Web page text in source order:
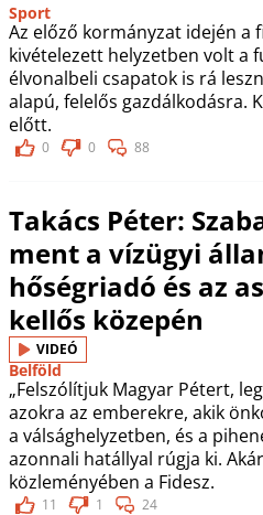
Sport
Az előző kormányzat idején a
kivételezett helyzetben volt a
élvonalbeli csapatok is rá
alapú, felelős gazdálkodásra.
előtt.
0 0 88
Takács Péter:
ment a vízügyi
hőségriadó és az
kellős közepén
VIDEÓ
Belföld
„Felszólítjuk Magyar Pétert,
azokra az emberekre, akik
a válsághelyzetben, és a
azonnali hatállyal rúgja ki.
közleményében a Fidesz.
11 1 24